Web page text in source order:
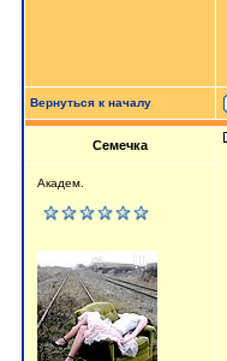
Вернуться к началу
Семечка
Академ.